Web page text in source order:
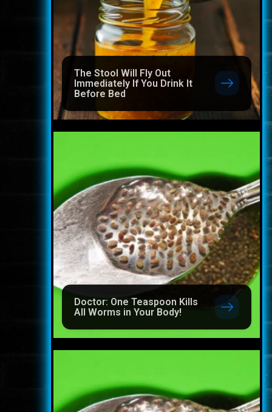
The Stool Will Fly Out
Immediately If You Drink It
Before Bed
Doctor: One Teaspoon Kills
All Worms in Your Body!